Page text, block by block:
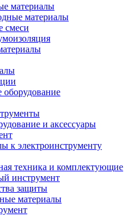
материалы
материалы
смеси
оборудование
и аксессуары
к электроинструменту
техника и комплектующие
инструмент
защиты
материалы